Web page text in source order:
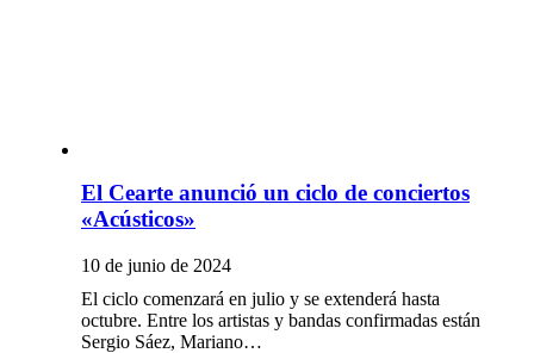
El Cearte anunció un ciclo de conciertos
«Acústicos»
10 de junio de 2024
El ciclo comenzará en julio y se extenderá hasta
octubre. Entre los artistas y bandas confirmadas están
Sergio Sáez, Mariano…